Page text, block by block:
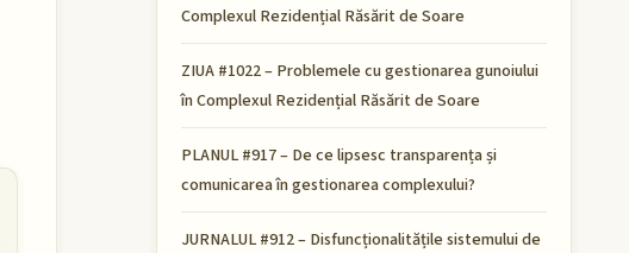
Complexul Rezidențial Răsărit de Soare
ZIUA #1022 – Problemele cu gestionarea gunoiului
în Complexul Rezidențial Răsărit de Soare
PLANUL #917 – De ce lipsesc transparența și
comunicarea în gestionarea complexului?
JURNALUL #912 – Disfuncționalitățile sistemului de